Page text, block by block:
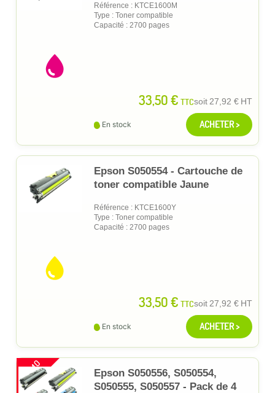
Référence : KTCE1600M
Type : Toner compatible
Capacité : 2700 pages
33,50 € TTCsoit27,92 € HT
En stock ACHETER >
Epson S050554 - Cartouche de
toner compatible Jaune
Référence : KTCE1600Y
Type : Toner compatible
Capacité : 2700 pages
33,50 € TTCsoit27,92 € HT
En stock ACHETER >
PROMO
Epson S050556, S050554,
S050555, S050557 - Pack de 4